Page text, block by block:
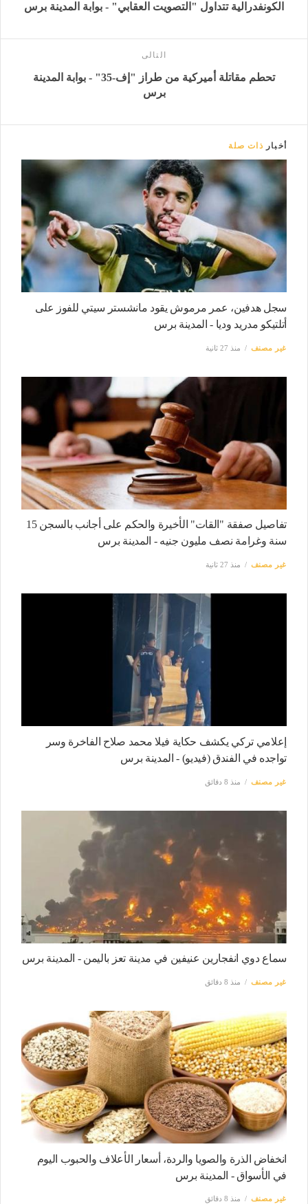
الكونفدرالية تتداول "التصويت العقابي" - بوابة المدينة برس
التالى
تحطم مقاتلة أميركية من طراز "إف-35" - بوابة المدينة
برس
أخبار ذات صلة
سجل هدفين، عمر مرموش يقود مانشستر سيتي للفوز على
أتلتيكو مدريد وديا - المدينة برس
غير مصنف منذ 27 ثانية
تفاصيل صفقة "القات" الأخيرة والحكم على أجانب بالسجن 15
سنة وغرامة نصف مليون جنيه - المدينة برس
غير مصنف منذ 27 ثانية
إعلامي تركي يكشف حكاية فيلا محمد صلاح الفاخرة وسر
تواجده في الفندق (فيديو) - المدينة برس
غير مصنف منذ 8 دقائق
سماع دوي انفجارين عنيفين في مدينة تعز باليمن - المدينة برس
غير مصنف منذ 8 دقائق
انخفاض الذرة والصويا والردة، أسعار الأعلاف والحبوب اليوم
في الأسواق - المدينة برس
غير مصنف منذ 8 دقائق